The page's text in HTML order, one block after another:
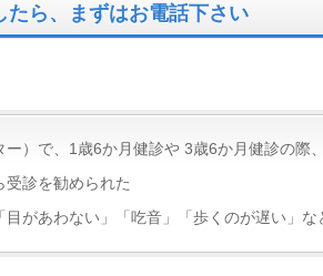
ら、まずはお電話下さい
）で、1歳6か月健診や 3歳6か月健診の際
診を勧められた
目があわない」「吃音」「歩くのが遅い」な